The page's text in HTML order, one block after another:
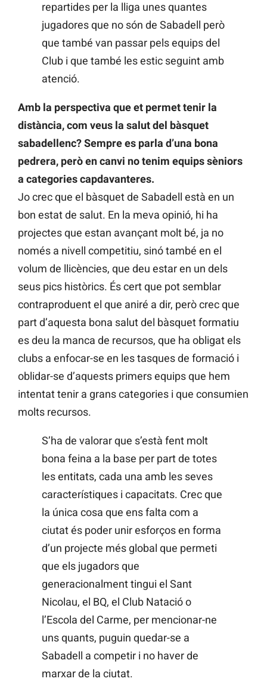
repartides per la lliga unes quantes
jugadores que no són de Sabadell però
que també van passar pels equips del
Club i que també les estic seguint amb
atenció.
Amb la perspectiva que et permet tenir la
distància, com veus la salut del bàsquet
sabadellenc? Sempre es parla d’una bona
pedrera, però en canvi no tenim equips sèniors
a categories capdavanteres.
Jo crec que el bàsquet de Sabadell està en un
bon estat de salut. En la meva opinió, hi ha
projectes que estan avançant molt bé, ja no
només a nivell competitiu, sinó també en el
volum de llicències, que deu estar en un dels
seus pics històrics. És cert que pot semblar
contraproduent el que aniré a dir, però crec que
part d’aquesta bona salut del bàsquet formatiu
es deu la manca de recursos, que ha obligat els
clubs a enfocar-se en les tasques de formació i
oblidar-se d’aquests primers equips que hem
intentat tenir a grans categories i que consumien
molts recursos.
S’ha de valorar que s’està fent molt
bona feina a la base per part de totes
les entitats, cada una amb les seves
característiques i capacitats. Crec que
la única cosa que ens falta com a
ciutat és poder unir esforços en forma
d’un projecte més global que permeti
que els jugadors que
generacionalment tingui el Sant
Nicolau, el BQ, el Club Natació o
l’Escola del Carme, per mencionar-ne
uns quants, puguin quedar-se a
Sabadell a competir i no haver de
marxar de la ciutat.